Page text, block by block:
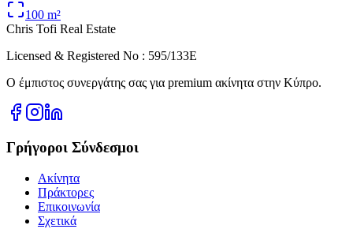
100 m²
Chris Tofi Real Estate
Licensed & Registered No : 595/133E
Ο έμπιστος συνεργάτης σας για premium ακίνητα στην Κύπρο.
Γρήγοροι Σύνδεσμοι
Ακίνητα
Πράκτορες
Επικοινωνία
Σχετικά